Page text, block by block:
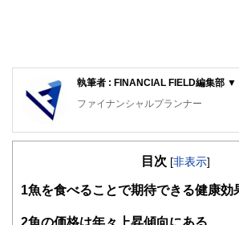
執筆者 : FINANCIAL FIELD編集部 ▼
ファイナンシャルプランナー
FinancialField編集部は、金融、経済
知識がない方でも理解できるようわ
得者を中心に「お金や暮らし」に関
目次 [非表示]
1 魚を食べることで期待できる健康効
2魚の価格は年々上昇傾向にある